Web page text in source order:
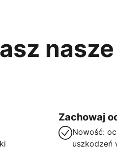
nasze
Zachowaj
Nowość:
uszkodzeń